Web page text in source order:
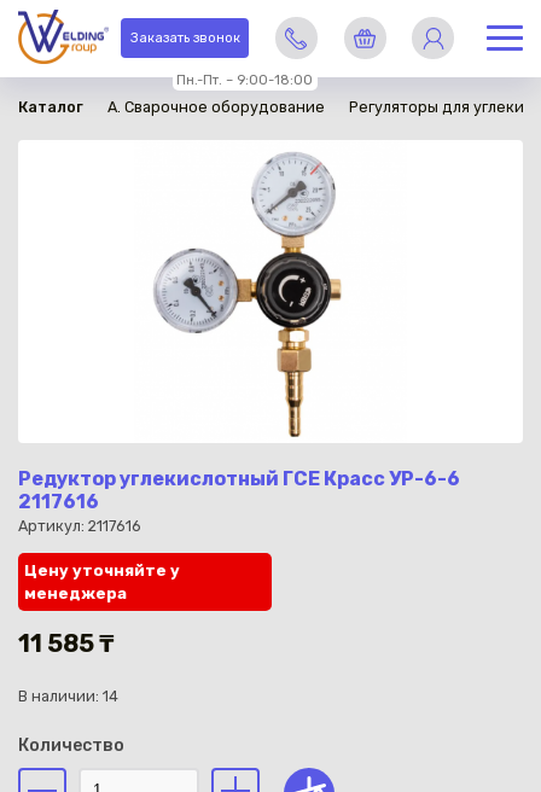
Заказать звонок
Пн.-Пт. – 9:00-18:00
Каталог A. Сварочное оборудование Регуляторы для
Редуктор углекислотный ГСЕ Красс УР-6-6
2117616
Артикул: 2117616
в наличии
Цену уточняйте у
менеджера
11 585 ₸
В наличии: 14
Количество